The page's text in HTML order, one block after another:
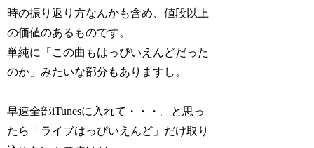
時の振り返り方なんかも含め、値段以上
の価値のあるものです。
単純に「この曲もはっぴいえんどだった
のか」みたいな部分もありますし。
早速全部iTunesに入れて・・・。と思っ
たら「ライブはっぴいえんど」だけ取り